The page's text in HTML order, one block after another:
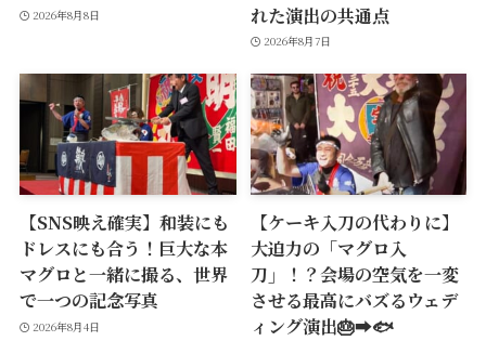
2026年8月8日
れた演出の共通点
2026年8月7日
【SNS映え確実】和装にも
ドレスにも合う！巨大な本
マグロと一緒に撮る、世界
で一つの記念写真
2026年8月4日
【ケーキ入刀の代わりに】
大迫力の「マグロ入
刀」！？会場の空気を一変
させる最高にバズるウェデ
ィング演出🎂➡️🐟